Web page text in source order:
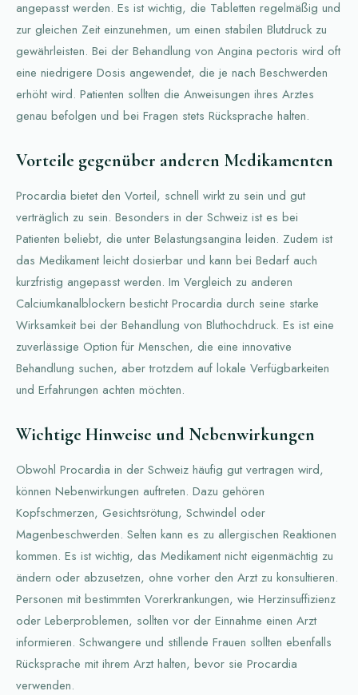
angepasst werden. Es ist wichtig, die Tabletten regelmäßig und
zur gleichen Zeit einzunehmen, um einen stabilen Blutdruck zu
gewährleisten. Bei der Behandlung von Angina pectoris wird oft
eine niedrigere Dosis angewendet, die je nach Beschwerden
erhöht wird. Patienten sollten die Anweisungen ihres Arztes
genau befolgen und bei Fragen stets Rücksprache halten.
Vorteile gegenüber anderen Medikamenten
Procardia bietet den Vorteil, schnell wirkt zu sein und gut
verträglich zu sein. Besonders in der Schweiz ist es bei
Patienten beliebt, die unter Belastungsangina leiden. Zudem ist
das Medikament leicht dosierbar und kann bei Bedarf auch
kurzfristig angepasst werden. Im Vergleich zu anderen
Calciumkanalblockern besticht Procardia durch seine starke
Wirksamkeit bei der Behandlung von Bluthochdruck. Es ist eine
zuverlässige Option für Menschen, die eine innovative
Behandlung suchen, aber trotzdem auf lokale Verfügbarkeiten
und Erfahrungen achten möchten.
Wichtige Hinweise und Nebenwirkungen
Obwohl Procardia in der Schweiz häufig gut vertragen wird,
können Nebenwirkungen auftreten. Dazu gehören
Kopfschmerzen, Gesichtsrötung, Schwindel oder
Magenbeschwerden. Selten kann es zu allergischen Reaktionen
kommen. Es ist wichtig, das Medikament nicht eigenmächtig zu
ändern oder abzusetzen, ohne vorher den Arzt zu konsultieren.
Personen mit bestimmten Vorerkrankungen, wie Herzinsuffizienz
oder Leberproblemen, sollten vor der Einnahme einen Arzt
informieren. Schwangere und stillende Frauen sollten ebenfalls
Rücksprache mit ihrem Arzt halten, bevor sie Procardia
verwenden.